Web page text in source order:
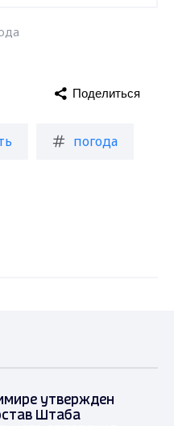
погода
Поделиться
утвержден
Штаба